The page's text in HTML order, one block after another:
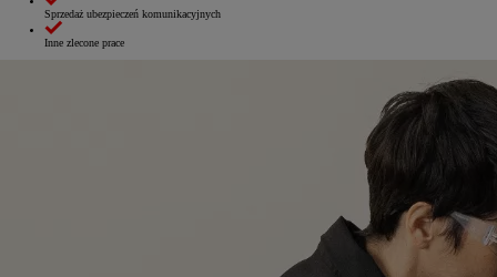
Sprzedaż ubezpieczeń komunikacyjnych
Inne zlecone prace